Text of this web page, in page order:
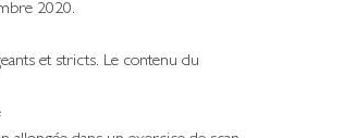
2020.
et stricts. Le contenu du